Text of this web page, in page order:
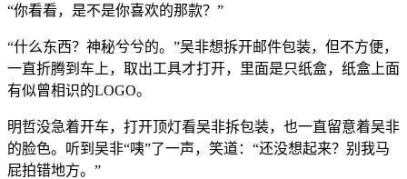
“你看看，是不是你喜欢的那款？”
“什么东西？神秘兮兮的。”吴非想拆开邮件包装，但不方便，
一直折腾到车上，取出工具才打开，里面是只纸盒，纸盒上面
有似曾相识的LOGO。
明哲没急着开车，打开顶灯看吴非拆包装，也一直留意着吴非
的脸色。听到吴非“咦”了一声，笑道：“还没想起来？别我马
屁拍错地方。”